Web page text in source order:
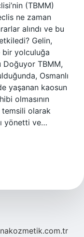
(TBMM)
ne zaman
alındı ve bu
Gelin,
bir yolculuğa
Doğuyor TBMM,
Osmanlı
yaşanan kaosun
olmasının
temsili olarak
yönetti ve…